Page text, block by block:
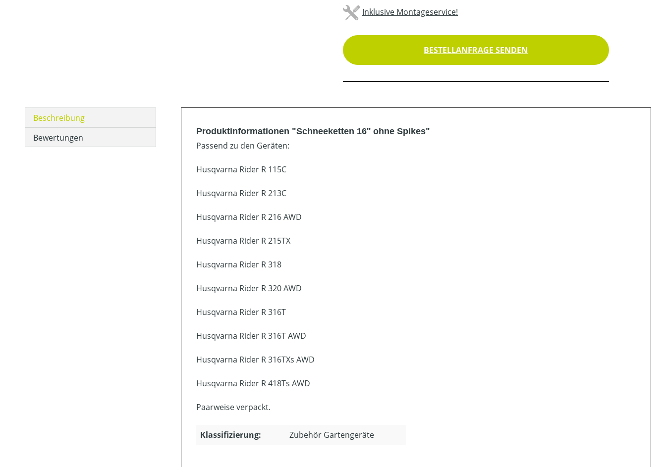
Inklusive Montageservice!
BESTELLANFRAGE SENDEN
Beschreibung
Bewertungen
Produktinformationen "Schneeketten 16'' ohne Spikes"
Passend zu den Geräten:
Husqvarna Rider R 115C
Husqvarna Rider R 213C
Husqvarna Rider R 216 AWD
Husqvarna Rider R 215TX
Husqvarna Rider R 318
Husqvarna Rider R 320 AWD
Husqvarna Rider R 316T
Husqvarna Rider R 316T AWD
Husqvarna Rider R 316TXs AWD
Husqvarna Rider R 418Ts AWD
Paarweise verpackt.
Klassifizierung: Zubehör Gartengeräte